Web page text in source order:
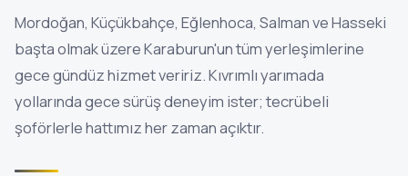
Mordoğan, Küçükbahçe, Eğlenhoca, Salman ve Hasseki
başta olmak üzere Karaburun'un tüm yerleşimlerine
gece gündüz hizmet veririz. Kıvrımlı yarımada
yollarında gece sürüş deneyim ister; tecrübeli
şoförlerle hattımız her zaman açıktır.